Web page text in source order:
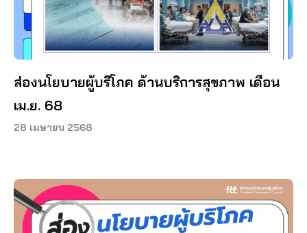
ส่องนโยบายผู้บริโภค ด้านบริการสุขภาพ เดือน
เม.ย. 68
28 เมษายน 2568